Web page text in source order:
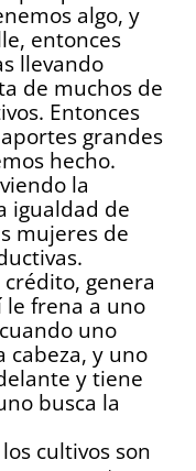
algo, y
entonces
llevando
de muchos de
Entonces
grandes
hecho.
la
igualdad de
mujeres de
genera
le frena a uno
uno
cabeza, y uno
y tiene
busca la
cultivos son